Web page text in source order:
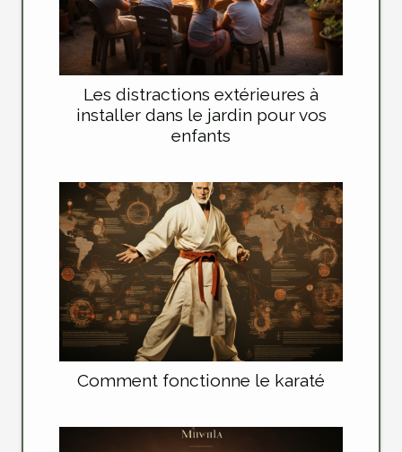
Les distractions extérieures à
installer dans le jardin pour vos
enfants
Comment fonctionne le karaté